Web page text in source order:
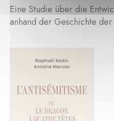
Eine Studie über die
anhand der Geschichte